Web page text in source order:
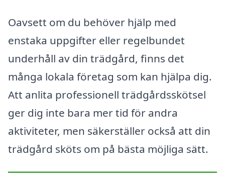
Oavsett om du behöver hjälp med
enstaka uppgifter eller regelbundet
underhåll av din trädgård, finns det
många lokala företag som kan hjälpa dig.
Att anlita professionell trädgårdsskötsel
ger dig inte bara mer tid för andra
aktiviteter, men säkerställer också att din
trädgård sköts om på bästa möjliga sätt.